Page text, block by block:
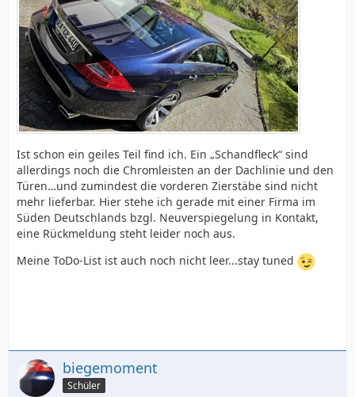
Ist schon ein geiles Teil find ich. Ein „Schandfleck“ sind
allerdings noch die Chromleisten an der Dachlinie und den
Türen…und zumindest die vorderen Zierstäbe sind nicht
mehr lieferbar. Hier stehe ich gerade mit einer Firma im
Süden Deutschlands bzgl. Neuverspiegelung in Kontakt,
eine Rückmeldung steht leider noch aus.
Meine ToDo-List ist auch noch nicht leer...stay tuned
biegemoment
Schüler